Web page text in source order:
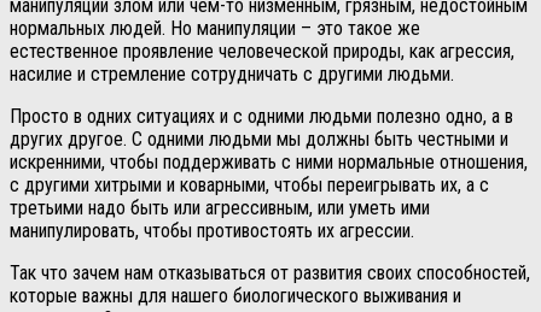
манипуляции злом или чем-то низменным, грязным, недостойным
нормальных людей. Но манипуляции – это такое же
естественное проявление человеческой природы, как агрессия,
насилие и стремление сотрудничать с другими людьми.
Просто в одних ситуациях и с одними людьми полезно одно, а в
других другое. С одними людьми мы должны быть честными и
искренними, чтобы поддерживать с ними нормальные отношения,
с другими хитрыми и коварными, чтобы переигрывать их, а с
третьими надо быть или агрессивным, или уметь ими
манипулировать, чтобы противостоять их агрессии.
Так что зачем нам отказываться от развития своих способностей,
которые важны для нашего биологического выживания и